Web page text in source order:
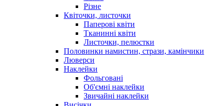
Різне
Квіточки, листочки
Паперові квіти
Тканинні квіти
Листочки, пелюстки
Половинки намистин, стрази, камінчики
Люверси
Наклейки
Фольговані
Об'ємні наклейки
Звичайні наклейки